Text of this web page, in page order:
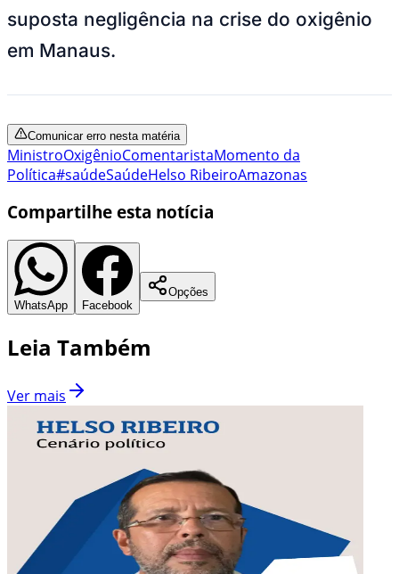
suposta negligência na crise do oxigênio
em Manaus.
Comunicar erro nesta matéria
MinistroOxigênioComentaristaMomento da
Política#saúdeSaúdeHelso RibeiroAmazonas
Compartilhe esta notícia
WhatsApp Facebook
Opções
Leia Também
Ver mais